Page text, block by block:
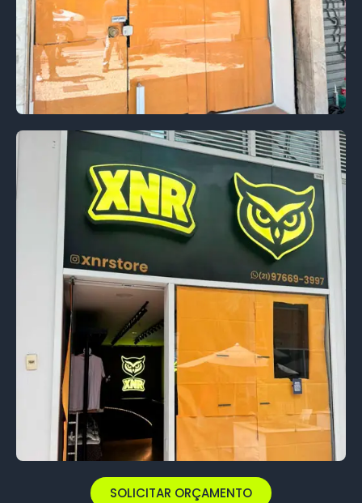
SOLICITAR ORÇAMENTO